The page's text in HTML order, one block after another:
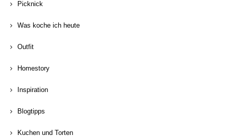
Picknick
Was koche ich heute
Outfit
Homestory
Inspiration
Blogtipps
Kuchen und Torten